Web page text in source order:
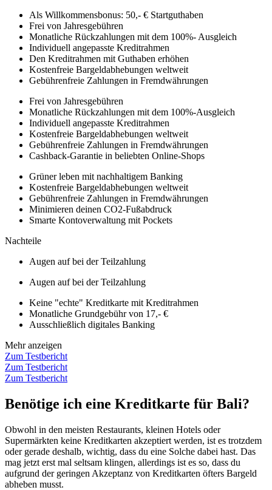
Als Willkommensbonus: 50,- € Startguthaben
Frei von Jahresgebühren
Monatliche Rückzahlungen mit dem 100%- Ausgleich
Individuell angepasste Kreditrahmen
Den Kreditrahmen mit Guthaben erhöhen
Kostenfreie Bargeldabhebungen weltweit
Gebührenfreie Zahlungen in Fremdwährungen
Frei von Jahresgebühren
Monatliche Rückzahlungen mit dem 100%-Ausgleich
Individuell angepasste Kreditrahmen
Kostenfreie Bargeldabhebungen weltweit
Gebührenfreie Zahlungen in Fremdwährungen
Cashback-Garantie in beliebten Online-Shops
Grüner leben mit nachhaltigem Banking
Kostenfreie Bargeldabhebungen weltweit
Gebührenfreie Zahlungen in Fremdwährungen
Minimieren deinen CO2-Fußabdruck
Smarte Kontoverwaltung mit Pockets
Nachteile
Augen auf bei der Teilzahlung
Augen auf bei der Teilzahlung
Keine "echte" Kreditkarte mit Kreditrahmen
Monatliche Grundgebühr von 17,- €
Ausschließlich digitales Banking
Mehr anzeigen
Zum Testbericht
Zum Testbericht
Zum Testbericht
Benötige ich eine Kreditkarte für Bali?
Obwohl in den meisten Restaurants, kleinen Hotels oder
Supermärkten keine Kreditkarten akzeptiert werden, ist es trotzdem
oder gerade deshalb, wichtig, dass du eine Solche dabei hast. Das
mag jetzt erst mal seltsam klingen, allerdings ist es so, dass du
aufgrund der geringen Akzeptanz von Kreditkarten öfters Bargeld
abheben musst.